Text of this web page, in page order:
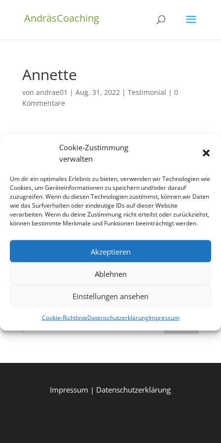
Cookie-Zustimmung
verwalten
Um dir ein optimales Erlebnis zu bieten, verwenden wir Technologien wie
Cookies, um Geräteinformationen zu speichern und/oder darauf
zuzugreifen. Wenn du diesen Technologien zustimmst, können wir Daten
wie das Surfverhalten oder eindeutige IDs auf dieser Website
verarbeiten. Wenn du deine Zustimmung nicht erteilst oder zurückziehst,
können bestimmte Merkmale und Funktionen beeinträchtigt werden.
Akzeptieren
Ablehnen
Einstellungen ansehen
Cookie-RichtlinieDatenschutzerklärungImpressum
AndräsCoaching
Annette
von andrae01 | Aug. 31, 2022| Testimonial | 0
Kommentare
Sina und Christoph haben uns auf einer inhaltlichen
und methodisch sehr sorgfältig und liebevoll
vorbereiteten Glücksreise begleitet und die Stationen
der Reise gelingend moderiert, so dass die
Reisestationen in freundlicher und vertraulicher
Reisebegleitung erkenntnisreich und bereichernd
Impressum | Datenschutzerklärung